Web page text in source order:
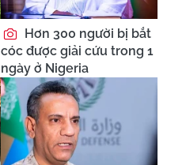
Hơn 300 người bị bắt
cóc được giải cứu trong 1
ngày ở Nigeria